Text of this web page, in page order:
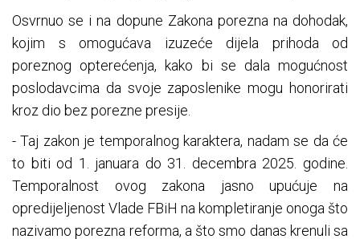
Osvrnuo se i na dopune Zakona porezna na dohodak,
kojim s omogućava izuzeće dijela prihoda od
poreznog opterećenja, kako bi se dala mogućnost
poslodavcima da svoje zaposlenike mogu honorirati
kroz dio bez porezne presije.
- Taj zakon je temporalnog karaktera, nadam se da će
to biti od 1. januara do 31. decembra 2025. godine.
Temporalnost ovog zakona jasno upućuje na
opredijeljenost Vlade FBiH na kompletiranje onoga što
nazivamo porezna reforma, a što smo danas krenuli sa